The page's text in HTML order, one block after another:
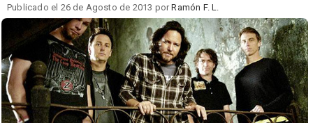
Publicado el 26 de Agosto de 2013 porRamón F. L.